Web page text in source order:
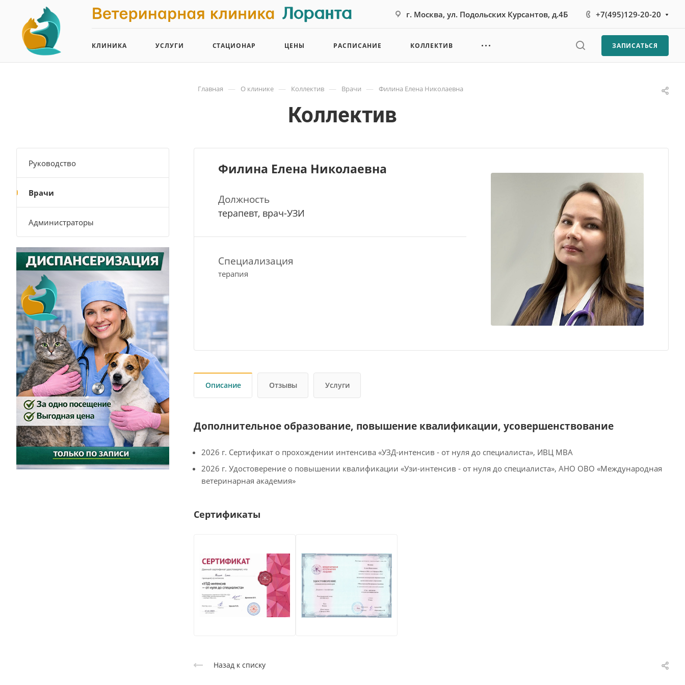
г. Москва, ул. Подольских Курсантов, д.4Б +7(495)129-20-20
КЛИНИКА УСЛУГИ СТАЦИОНАР ЦЕНЫ РАСПИСАНИЕ КОЛЛЕКТИВ ЗАПИСАТЬСЯ
Главная — О клинике — Коллектив — Врачи — Филина Елена Николаевна
Коллектив
Филина Елена Николаевна
Должность
терапевт, врач-УЗИ
Специализация
терапия
Описание Отзывы Услуги
Дополнительное образование, повышение квалификации, усовершенствование
2026 г. Сертификат о прохождении интенсива «УЗД-интенсив - от нуля до специалиста», ИВЦ МВА
2026 г. Удостоверение о повышении квалификации «Узи-интенсив - от нуля до специалиста», АНО ОВО «Международная
ветеринарная академия»
Сертификаты
Назад к списку
Руководство
Врачи
Администраторы